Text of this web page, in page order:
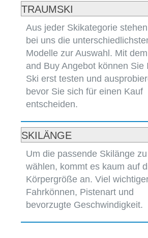
TRAUMSKI
Aus jeder Skikategorie
bei uns die
Modelle zur Auswahl. Mit
and Buy Angebot können Sie
Ski erst testen und
bevor Sie sich für einen Kauf
entscheiden.
SKILÄNGE
Um die passende Skilänge zu
wählen, kommt es kaum auf
Körpergröße an. Viel
Fahrkönnen, Pistenart und
bevorzugte Geschwindigkeit.